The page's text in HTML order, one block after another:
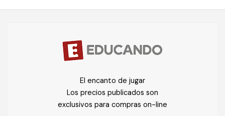
El encanto de jugar
Los precios publicados son
exclusivos para compras on-line